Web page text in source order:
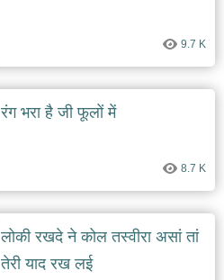
9.7 K
रंग भरा है जी फूलों में
8.7 K
लोकी रखदे ने कोल तस्वीरा असां तां
तेरी याद रख लई